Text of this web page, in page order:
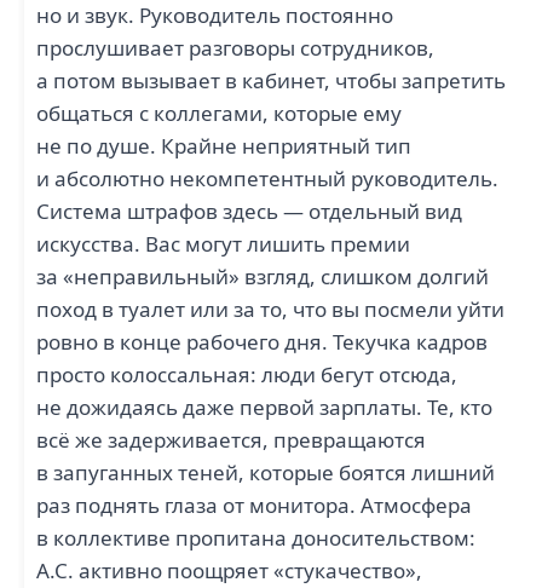
но и звук. Руководитель постоянно
прослушивает разговоры сотрудников,
а потом вызывает в кабинет, чтобы запретить
общаться с коллегами, которые ему
не по душе. Крайне неприятный тип
и абсолютно некомпетентный руководитель.
Система штрафов здесь — отдельный вид
искусства. Вас могут лишить премии
за «неправильный» взгляд, слишком долгий
поход в туалет или за то, что вы посмели уйти
ровно в конце рабочего дня. Текучка кадров
просто колоссальная: люди бегут отсюда,
не дожидаясь даже первой зарплаты. Те, кто
всё же задерживается, превращаются
в запуганных теней, которые боятся лишний
раз поднять глаза от монитора. Атмосфера
в коллективе пропитана доносительством:
А.С. активно поощряет «стукачество»,